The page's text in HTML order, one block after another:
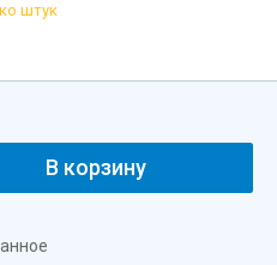
штук
В корзину